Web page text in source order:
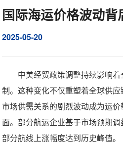
国际海运价格波动
2025-05-20
中美经贸政策调整持续影响
制。这种变化不仅重塑着全球供
市场供需关系的剧烈波动成为运
面。部分航运企业基于市场预期
部分航线上涨幅度达到历史峰值。